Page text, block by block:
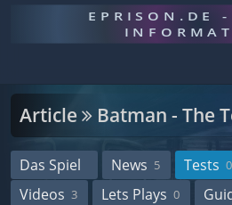
EPRISON.DE -
Article Batman - The
Das Spiel News 5 Tests 0
Videos 3 Lets Plays 0